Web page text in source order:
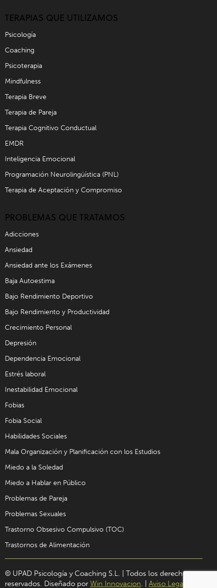
TERAPIAS QUE UTILIZAMOS
Psicología
Coaching
Psicoterapia
Mindfulness
Terapia Breve
Terapia de Pareja
Terapia Cognitivo Conductual
EMDR
Inteligencia Emocional
Programación Neurolingüística (PNL)
Terapia de Aceptación y Compromiso
PROBLEMAS QUE TRATAMOS
Adicciones
Ansiedad
Ansiedad ante los Exámenes
Baja Autoestima
Bajo Rendimiento Deportivo
Bajo Rendimiento y Productividad
Crecimiento Personal
Depresión
Dependencia Emocional
Estrés laboral
Inestabilidad Emocional
Fobias
Fobia Social
Habilidades Sociales
Mala Organización y Planificación con los Estudios
Miedo a la Soledad
Miedo a Hablar en Público
Problemas de Pareja
Problemas Sexuales
Trastorno Obsesivo Compulsivo (TOC)
Trastornos de Alimentación
© UPAD Psicología y Coaching S.L. | Todos los derechos
reservados. Diseñado por Win Innovacion. | Aviso Legal